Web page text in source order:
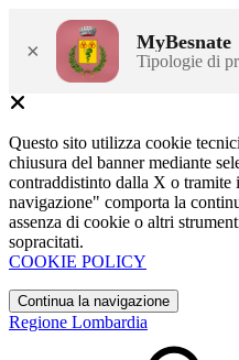
× MyBesnate
Tipologie di
Questo sito utilizza cookie
chiusura del banner mediante
contraddistinto dalla X o tramite
navigazione" comporta la
assenza di cookie o altri
sopracitati.
COOKIE POLICY
Continua la navigazione
Regione Lombardia